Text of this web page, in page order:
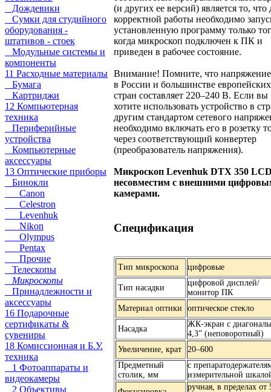
Дождевики
Сумки для студийного
оборудования -
штативов - стоек
Модульные системы и
компоненты
11 Расходные материалы
Бумага
Картриджи
12 Компьютерная
техника
Периферийные
устройства
Компьютерные
аксессуары
13 Оптические приборы
Бинокли
Canon
Celestron
Levenhuk
Nikon
Olympus
Pentax
Прочие
Телескопы
Микроскопы
Принадлежности и
аксессуары
16 Подарочные
сертификаты &
сувениры
18 Комиссионная и Б.У.
техника
1 Фотоаппараты и
видеокамеры
2 Объективы
(и других ее версий) является то, что
корректной работы необходимо
установленную программу только
когда микроскоп подключен к ПК и
приведен в рабочее состояние.
Внимание! Помните, что напряжение
в России и большинстве европейских
стран составляет 220–240 В. Если вы
хотите использовать устройство в
другим стандартом сетевого
необходимо включать его в розетку
через соответствующий конвертер
(преобразователь напряжения).
Микроскоп Levenhuk DTX 350
несовместим с внешними
камерами.
Спецификация
Тип микроскопа цифровые
Тип насадки
цифровой дисплей/
монитор ПК
Материал оптики
оптическое стекло
Насадка
ЖК-экран с
4,3” (неповоротный)
Увеличение, крат
20–600
Предметный
столик, мм
с
измерительной
ручная, в пределах от